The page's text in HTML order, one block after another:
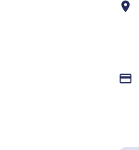
place
credit_card